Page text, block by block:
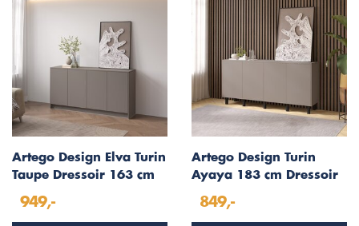
Artego Design Elva Turin
Taupe Dressoir 163 cm
949,-
Artego Design Turin
Ayaya 183 cm Dressoir
849,-